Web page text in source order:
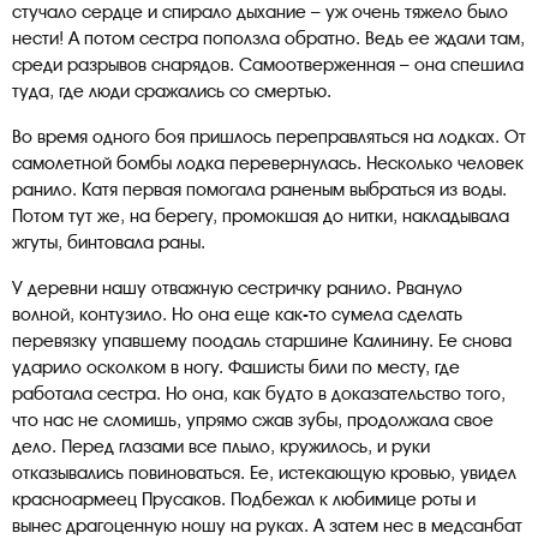
стучало сердце и спирало дыхание – уж очень тяжело было
нести! А потом сестра поползла обратно. Ведь ее ждали там,
среди разрывов снарядов. Самоотверженная – она спешила
туда, где люди сражались со смертью.
Во время одного боя пришлось переправляться на лодках. От
самолетной бомбы лодка перевернулась. Несколько человек
ранило. Катя первая помогала раненым выбраться из воды.
Потом тут же, на берегу, промокшая до нитки, накладывала
жгуты, бинтовала раны.
У деревни нашу отважную сестричку ранило. Рвануло
волной, контузило. Но она еще как-то сумела сделать
перевязку упавшему поодаль старшине Калинину. Ее снова
ударило осколком в ногу. Фашисты били по месту, где
работала сестра. Но она, как будто в доказательство того,
что нас не сломишь, упрямо сжав зубы, продолжала свое
дело. Перед глазами все плыло, кружилось, и руки
отказывались повиноваться. Ее, истекающую кровью, увидел
красноармеец Прусаков. Подбежал к любимице роты и
вынес драгоценную ношу на руках. А затем нес в медсанбат